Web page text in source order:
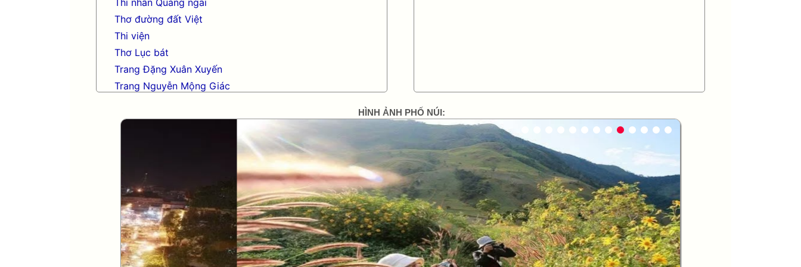
Thi nhân Quảng ngãi
Thơ đường đất Việt
Thi viện
Thơ Lục bát
Trang Đặng Xuân Xuyến
Trang Nguyễn Mộng Giác
Trang Phạm Duy
Trang thơ Hoàng Nguyên Chương
Trang VHNT Thanh niên
Truyện.com
Văn chương Việt
HÌNH ẢNH PHỐ NÚI: